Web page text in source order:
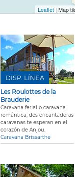
Leaflet | Map
Les Roulottes de la
Brauderie
Caravana ferial o caravana
romántica, dos encantadoras
caravanas te esperan en el
corazón de Anjou.
Caravana Brissarthe
DISP. LÍNEA